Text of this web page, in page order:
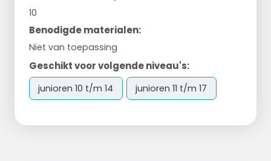
10
Benodigde materialen:
Niet van toepassing
Geschikt voor volgende niveau's:
junioren 10 t/m 14 junioren 11 t/m 17